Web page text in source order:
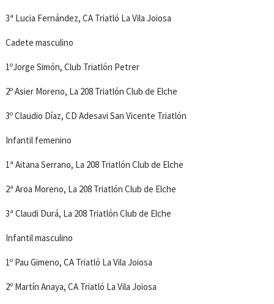
3ª Lucia Fernández, CA Triatló La Vila Joiosa
Cadete masculino
1ºJorge Simón, Club Triatlón Petrer
2º Asier Moreno, La 208 Triatlón Club de Elche
3º Claudio Díaz, CD Adesavi San Vicente Triatlón
Infantil femenino
1ª Aitana Serrano, La 208 Triatlón Club de Elche
2ª Aroa Moreno, La 208 Triatlón Club de Elche
3ª Claudi Durá, La 208 Triatlón Club de Elche
Infantil masculino
1º Pau Gimeno, CA Triatló La Vila Joiosa
2º Martín Anaya, CA Triatló La Vila Joiosa